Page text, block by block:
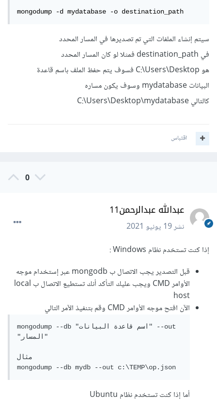
mongodump -d mydatabase -o destination_path
سيتم إنشاء الملفات التي تم تصديرها في المسار المحدد
في destination_path فمثلا لو كان المسار المحدد
هو C:\Users\Desktop فسوف يتم حفظ الملف باسم قاعدة
البيانات mydatabase وسوف يكون مساره
كالتالي C:\Users\Desktop\mydatabase
اقتباس
0
عبدالله عبدالرحمن11
نشر19 يونيو 2021
إذا كنت تستخدم نظام Windows :
قبل التصدير يجب الاتصال ب mongodb عبر إستخدام موجه
الأوامر CMD ويجب عليك التأكد أنك تستطيع الاتصال ب local
host
الآن افتح موجه الأوامر CMD وقم بتنفيذ الآمر التالي
mongodump --db "اسم قاعدة البيانات" --out
"المسار"
مثال
mongodump --db mydb --out c:\TEMP\op.json
أما إذا كنت تستخدم نظام Ubuntu